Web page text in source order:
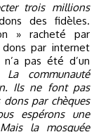
trois millions
des fidèles.
» racheté par
par internet
pas été d’un
La communauté
Ils ne font pas
par chèques
espérons une
la mosquée